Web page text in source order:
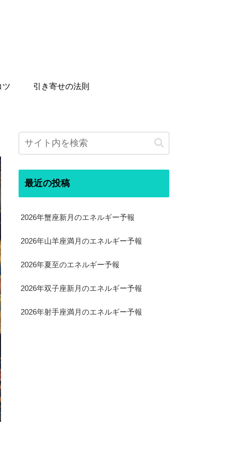
ツ 引き寄せの法則
最近の投稿
2026年蟹座新月のエネルギー予報
2026年山羊座満月のエネルギー予報
2026年夏至のエネルギー予報
2026年双子座新月のエネルギー予報
2026年射手座満月のエネルギー予報